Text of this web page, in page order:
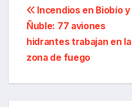
Navegación
de
entradas
Incendios en Biobío y
Ñuble: 77 aviones
hidrantes trabajan en la
zona de fuego